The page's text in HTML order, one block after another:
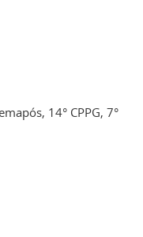
14° CPPG, 7°